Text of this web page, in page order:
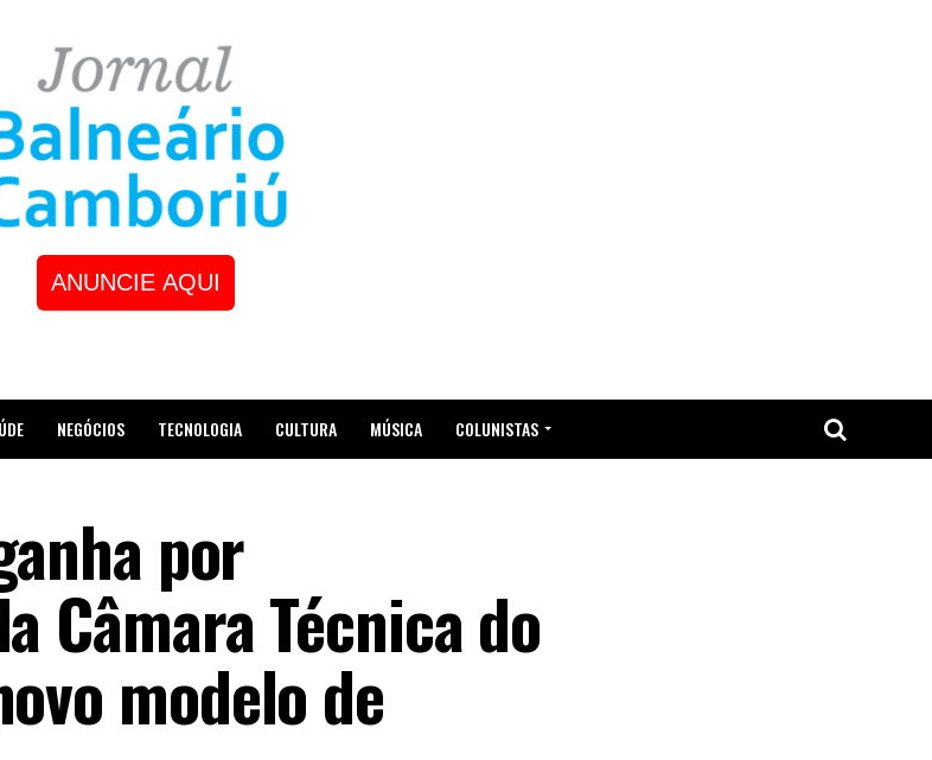
ANUNCIE AQUI
NEGÓCIOS TECNOLOGIA CULTURA MÚSICA COLUNISTAS
por
Câmara Técnica do
modelo de